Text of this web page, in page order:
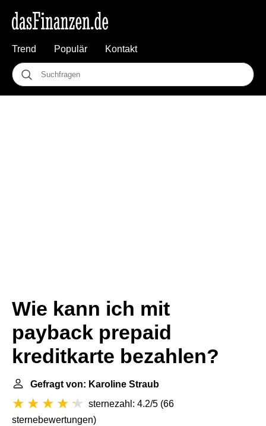
Trend Populär Kontakt
Wie kann ich mit
payback prepaid
kreditkarte bezahlen?
Gefragt von: Karoline Straub
sternezahl: 4.2/5 (66
sternebewertungen)